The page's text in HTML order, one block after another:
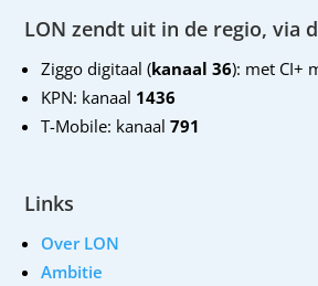
LON zendt uit in de regio, via
Ziggo digitaal (kanaal 36): met CI+
KPN: kanaal 1436
T-Mobile: kanaal791
Links
Over LON
Ambitie